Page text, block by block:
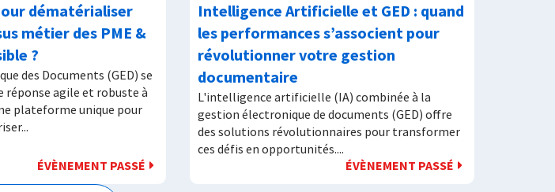
dématérialiser
métier des PME &
?
des Documents (GED) se
réponse agile et robuste à
plateforme unique pour
ÉVÈNEMENT PASSÉ
Intelligence Artificielle et GED : quand
les performances s’associent pour
révolutionner votre gestion
documentaire
L'intelligence artificielle (IA) combinée à la
gestion électronique de documents (GED) offre
des solutions révolutionnaires pour transformer
ces défis en opportunités....
ÉVÈNEMENT PASSÉ